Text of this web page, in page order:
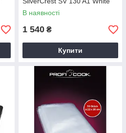
В наявності
1 540 ₴
Купити